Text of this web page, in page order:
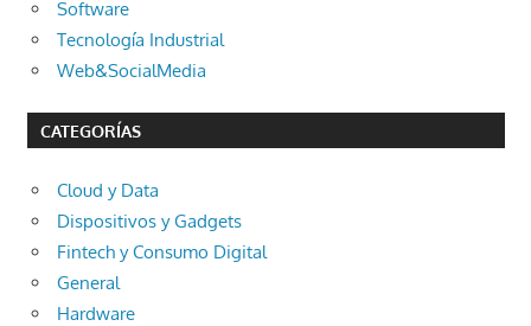
Software
Tecnología Industrial
Web&SocialMedia
CATEGORÍAS
Cloud y Data
Dispositivos y Gadgets
Fintech y Consumo Digital
General
Hardware